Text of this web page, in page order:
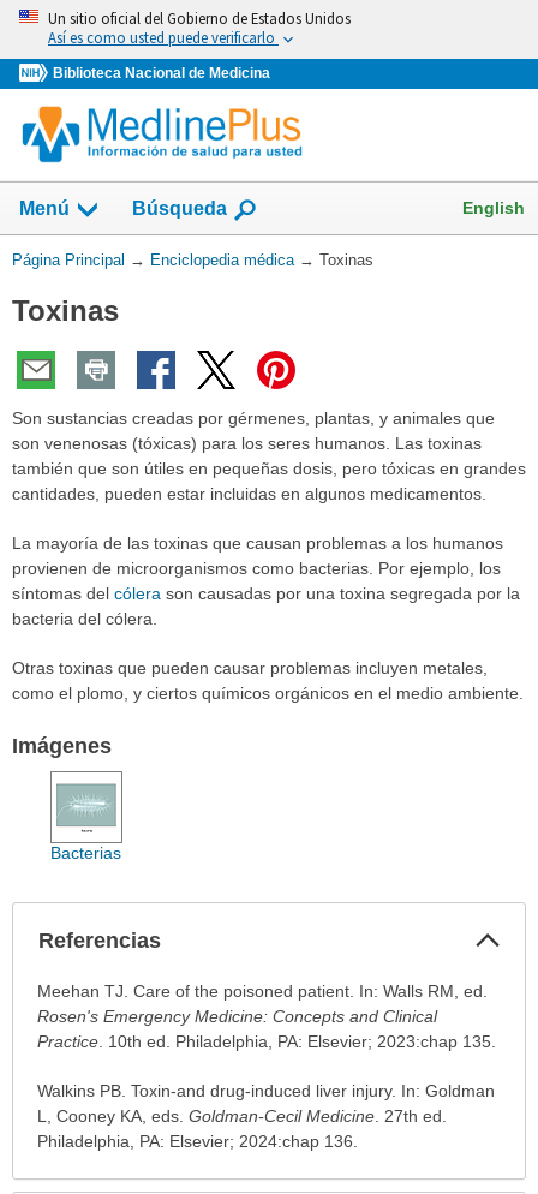
Omita
vaya
al
Contenido
Un sitio oficial del Gobierno de Estados Unidos
Así es como usted puede verificarlo
Biblioteca Nacional de Medicina
Menú Búsqueda English
Usted
aquí:
Página Principal → Enciclopedia médica → Toxinas
Toxinas
Son sustancias creadas por gérmenes, plantas, y animales que
son venenosas (tóxicas) para los seres humanos. Las toxinas
también que son útiles en pequeñas dosis, pero tóxicas en grandes
cantidades, pueden estar incluidas en algunos medicamentos.
La mayoría de las toxinas que causan problemas a los humanos
provienen de microorganismos como bacterias. Por ejemplo, los
síntomas del cólera son causadas por una toxina segregada por la
bacteria del cólera.
Otras toxinas que pueden causar problemas incluyen metales,
como el plomo, y ciertos químicos orgánicos en el medio ambiente.
Imágenes
Bacterias
Referencias
Referencias
sido
Meehan TJ. Care of the poisoned patient. In: Walls RM, ed.
Rosen's Emergency Medicine: Concepts and Clinical
Practice. 10th ed. Philadelphia, PA: Elsevier; 2023:chap 135.
Walkins PB. Toxin-and drug-induced liver injury. In: Goldman
L, Cooney KA, eds. Goldman-Cecil Medicine. 27th ed.
Philadelphia, PA: Elsevier; 2024:chap 136.